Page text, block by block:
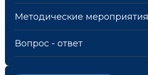
Методические мероприятия
Вопрос - ответ